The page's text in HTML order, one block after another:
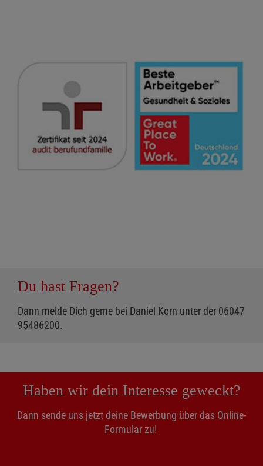
Du hast Fragen?
Dann melde Dich gerne bei Daniel Korn unter der 06047
95486200.
Haben wir dein Interesse geweckt?
Dann sende uns jetzt deine Bewerbung über das Online-
Formular zu!